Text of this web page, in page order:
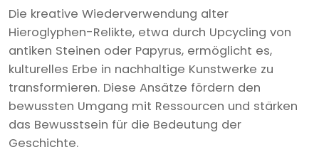
Die kreative Wiederverwendung alter
Hieroglyphen-Relikte, etwa durch Upcycling von
antiken Steinen oder Papyrus, ermöglicht es,
kulturelles Erbe in nachhaltige Kunstwerke zu
transformieren. Diese Ansätze fördern den
bewussten Umgang mit Ressourcen und stärken
das Bewusstsein für die Bedeutung der
Geschichte.